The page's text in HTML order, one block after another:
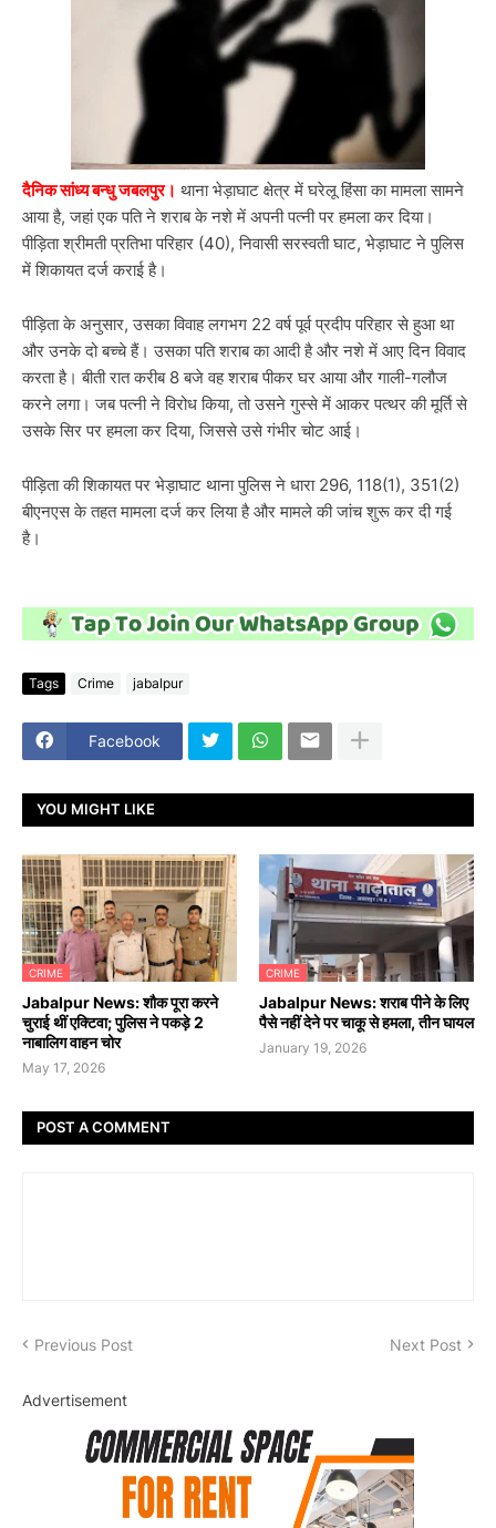
दैनिक सांध्य बन्धु जबलपुर। थाना भेड़ाघाट क्षेत्र में घरेलू हिंसा का मामला सामने
आया है, जहां एक पति ने शराब के नशे में अपनी पत्नी पर हमला कर दिया।
पीड़िता श्रीमती प्रतिभा परिहार (40), निवासी सरस्वती घाट, भेड़ाघाट ने पुलिस
में शिकायत दर्ज कराई है।
पीड़िता के अनुसार, उसका विवाह लगभग 22 वर्ष पूर्व प्रदीप परिहार से हुआ था
और उनके दो बच्चे हैं। उसका पति शराब का आदी है और नशे में आए दिन विवाद
करता है। बीती रात करीब 8 बजे वह शराब पीकर घर आया और गाली-गलौज
करने लगा। जब पत्नी ने विरोध किया, तो उसने गुस्से में आकर पत्थर की मूर्ति से
उसके सिर पर हमला कर दिया, जिससे उसे गंभीर चोट आई।
पीड़िता की शिकायत पर भेड़ाघाट थाना पुलिस ने धारा 296, 118(1), 351(2)
बीएनएस के तहत मामला दर्ज कर लिया है और मामले की जांच शुरू कर दी गई
है।
Tags Crime jabalpur
Facebook
YOU MIGHT LIKE
CRIME
Jabalpur News: शौक पूरा करने
चुराई थीं एक्टिवा; पुलिस ने पकड़े 2
नाबालिग वाहन चोर
May 17, 2026
CRIME
Jabalpur News: शराब पीने के लिए
पैसे नहीं देने पर चाकू से हमला, तीन घायल
January 19, 2026
POST A COMMENT
Previous Post Next Post
Advertisement